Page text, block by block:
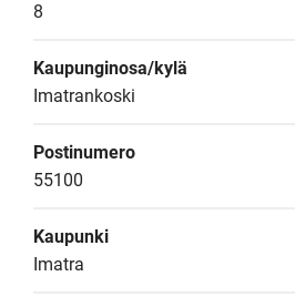
8
Kaupunginosa/kylä
Imatrankoski
Postinumero
55100
Kaupunki
Imatra